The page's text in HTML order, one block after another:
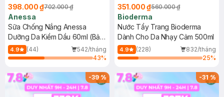
398.000 ₫702.000 ₫
Anessa
Sữa Chống Nắng Anessa
Dưỡng Da Kiềm Dầu 60ml (Bản
Mới)
4.9 (44)
542/tháng
43%
351.000 ₫560.000 ₫
Bioderma
Nước Tẩy Trang Bioderma
Dành Cho Da Nhạy Cảm 500ml
4.9 (228)
832/tháng
25%
-39% -31%